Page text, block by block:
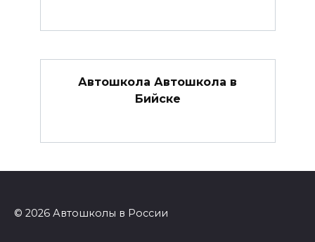
Автошкола Автошкола в
Бийске
© 2026 Автошколы в России